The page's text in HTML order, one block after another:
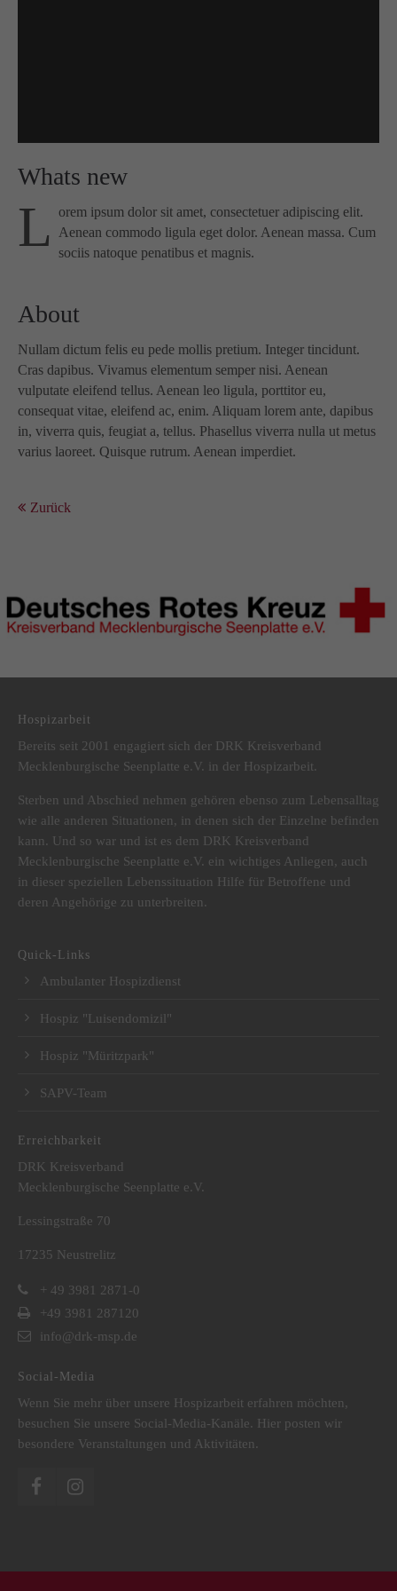
Cum sociis natoque penatibus et magnis dis parturient
ultricies nec.
Whats new
L
orem ipsum dolor sit amet, consectetuer adipiscing elit.
Aenean commodo ligula eget dolor. Aenean massa. Cum
sociis natoque penatibus et magnis.
About
Nullam dictum felis eu pede mollis pretium. Integer tincidunt.
Cras dapibus. Vivamus elementum semper nisi. Aenean
vulputate eleifend tellus. Aenean leo ligula, porttitor eu,
consequat vitae, eleifend ac, enim. Aliquam lorem ante, dapibus
in, viverra quis, feugiat a, tellus. Phasellus viverra nulla ut metus
varius laoreet. Quisque rutrum. Aenean imperdiet.
Zurück
Hospizarbeit
Bereits seit 2001 engagiert sich der DRK Kreisverband
Mecklenburgische Seenplatte e.V. in der Hospizarbeit.
Sterben und Abschied nehmen gehören ebenso zum Lebensalltag
wie alle anderen Situationen, in denen sich der Einzelne befinden
kann. Und so war und ist es dem DRK Kreisverband
Mecklenburgische Seenplatte e.V. ein wichtiges Anliegen, auch
in dieser speziellen Lebenssituation Hilfe für Betroffene und
deren Angehörige zu unterbreiten.
Quick-Links
Ambulanter Hospizdienst
Hospiz "Luisendomizil"
Hospiz "Müritzpark"
SAPV-Team
Erreichbarkeit
DRK Kreisverband
Mecklenburgische Seenplatte e.V.
Lessingstraße 70
17235 Neustrelitz
+ 49 3981 2871-0
+49 3981 287120
info@drk-msp.de
Social-Media
Wenn Sie mehr über unsere Hospizarbeit erfahren möchten,
besuchen Sie unsere Social-Media-Kanäle. Hier posten wir
besondere Veranstaltungen und Aktivitäten.